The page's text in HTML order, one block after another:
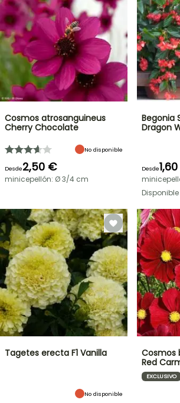
Cosmos atrosanguineus
Cherry Chocolate
No disponible
Desde2,50 €
minicepellón: Ø 3/4 cm
Begonia
Dragon
Desde
Tagetes erecta F1 Vanilla
No disponible
Cosmos
Red
EXCLUSIVO